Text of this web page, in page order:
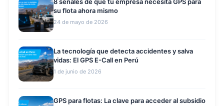
8 señales de que tu empresa necesita GPS para
su flota ahora mismo
24 de mayo de 2026
La tecnología que detecta accidentes y salva
vidas: El GPS E-Call en Perú
1 de junio de 2026
GPS para flotas: La clave para acceder al subsidio